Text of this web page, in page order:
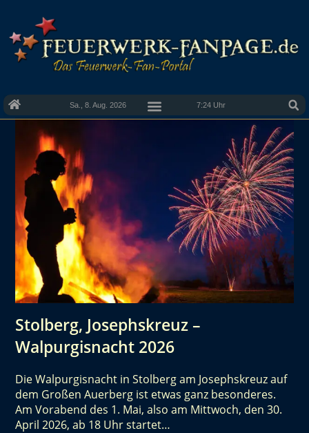
Sa., 8. Aug. 2026 7:24 Uhr
Stolberg, Josephskreuz –
Walpurgisnacht 2026
Die Walpurgisnacht in Stolberg am Josephskreuz auf
dem Großen Auerberg ist etwas ganz besonderes.
Am Vorabend des 1. Mai, also am Mittwoch, den 30.
April 2026, ab 18 Uhr startet…